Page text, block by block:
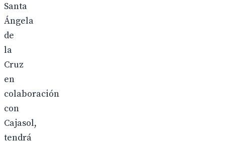
Santa
Ángela
de
la
Cruz
en
colaboración
con
Cajasol,
tendrá